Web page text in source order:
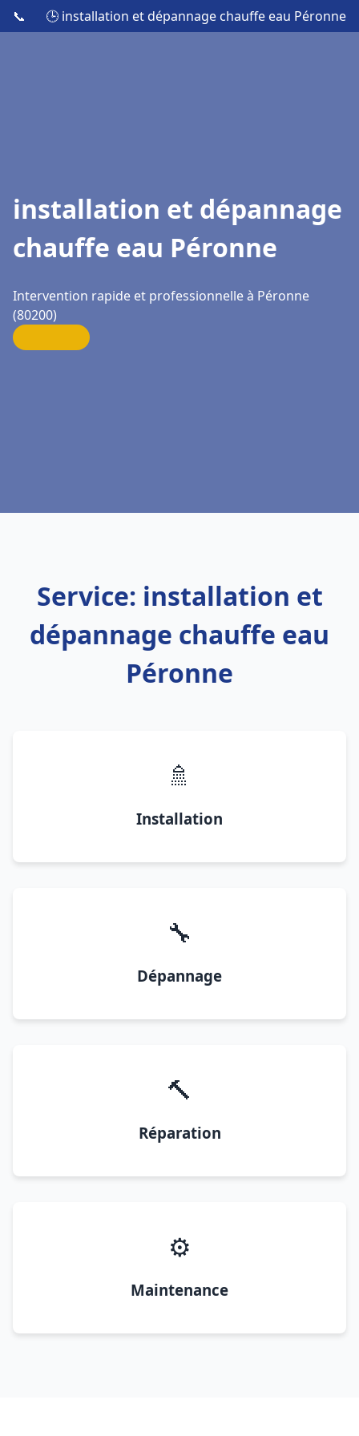
📞 🕒 installation et dépannage chauffe eau Péronne
installation et dépannage
chauffe eau Péronne
Intervention rapide et professionnelle à Péronne
(80200)
Service: installation et
dépannage chauffe eau
Péronne
🚿
Installation
🔧
Dépannage
🔨
Réparation
⚙️
Maintenance